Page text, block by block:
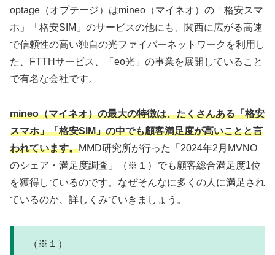
optage（オプテージ）はmineo（マイネオ）の「格安スマ
ホ」「格安SIM」のサービスの他にも、関西に広がる高速
で信頼性の高い独自の光ファイバーネットワークを利用し
た、FTTHサービス、「eo光」の事業を展開していること
で有名な会社です。
mineo（マイネオ）の最大の特徴は、たくさんある「格安
スマホ」「格安SIM」の中でも顧客満足度が高いことと言
われています。MMD研究所が行った「2024年2月MVNO
のシェア・満足度調査」（※１）でも顧客総合満足度1位
を獲得しているのです。なぜそんなに多くの人に満足され
ているのか、詳しくみていきましょう。
（※１）